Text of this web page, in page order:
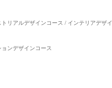
アルデザインコース / インテリアデザ
ンデザインコース